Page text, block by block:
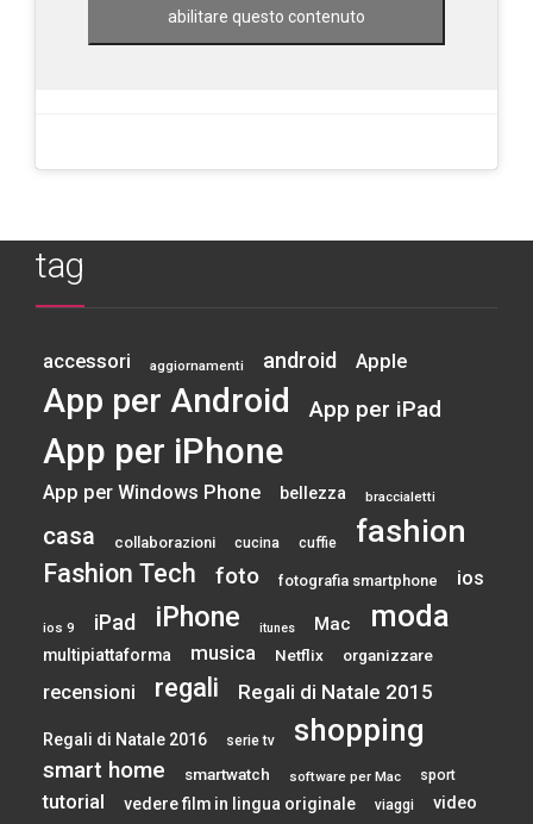
abilitare questo contenuto
tag
accessori aggiornamenti android Apple
App per Android App per iPad
App per iPhone
App per Windows Phone bellezza braccialetti
casa collaborazioni cucina cuffie fashion
Fashion Tech foto fotografia smartphone ios
ios 9 iPad iPhone itunes Mac moda
multipiattaforma musica Netflix organizzare
recensioni regali Regali di Natale 2015
Regali di Natale 2016 serie tv shopping
smart home smartwatch software per Mac sport
tutorial vedere film in lingua originale viaggi video